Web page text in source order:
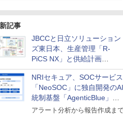
記事
JBCCと日立ソリューション
ズ東日本、生産管理「R-
PiCS NX」と供給計画
「scSQUARE ISP」の連携
ービスを提供開始
NRIセキュア、SOCサービス
「NeoSOC」に独自開発のAI
統制基盤「AgenticBlue」を
導入
アラート分析から報告作成ま